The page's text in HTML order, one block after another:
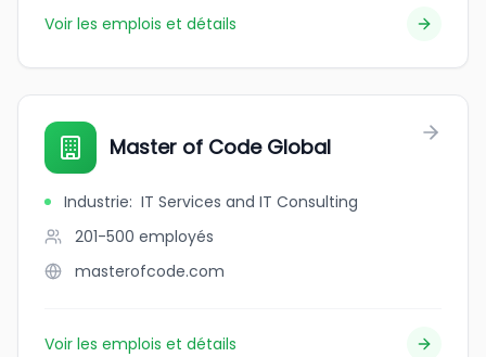
Voir les emplois et détails
Master of Code Global
Industrie: IT Services and IT Consulting
201-500 employés
masterofcode.com
Voir les emplois et détails